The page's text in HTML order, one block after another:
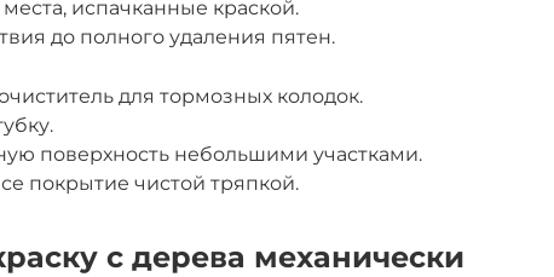
испачканные краской.
до полного удаления пятен.
для тормозных колодок.
поверхность небольшими участками.
покрытие чистой тряпкой.
с дерева механически